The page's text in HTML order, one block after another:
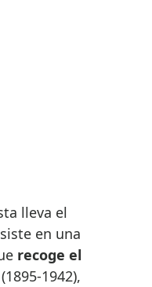
lleva el
en una
recoge el
(1895-1942),